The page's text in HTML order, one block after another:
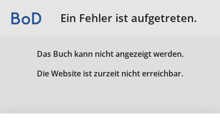
Ein Fehler ist aufgetreten.
Das Buch kann nicht angezeigt werden.
Die Website ist zurzeit nicht erreichbar.